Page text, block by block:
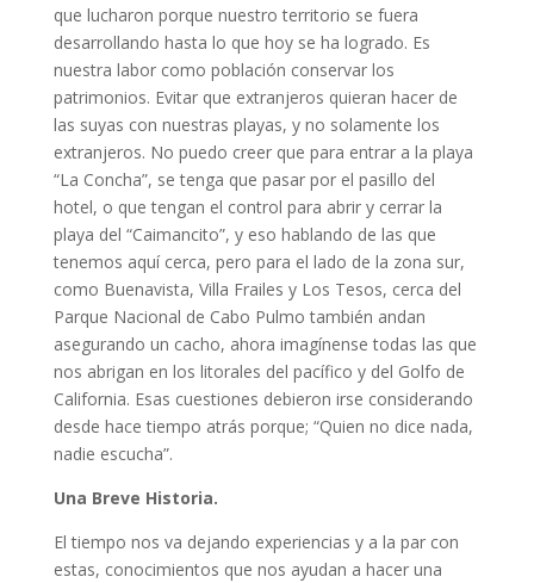
que lucharon porque nuestro territorio se fuera
desarrollando hasta lo que hoy se ha logrado. Es
nuestra labor como población conservar los
patrimonios. Evitar que extranjeros quieran hacer de
las suyas con nuestras playas, y no solamente los
extranjeros. No puedo creer que para entrar a la playa
“La Concha”, se tenga que pasar por el pasillo del
hotel, o que tengan el control para abrir y cerrar la
playa del “Caimancito”, y eso hablando de las que
tenemos aquí cerca, pero para el lado de la zona sur,
como Buenavista, Villa Frailes y Los Tesos, cerca del
Parque Nacional de Cabo Pulmo también andan
asegurando un cacho, ahora imagínense todas las que
nos abrigan en los litorales del pacífico y del Golfo de
California. Esas cuestiones debieron irse considerando
desde hace tiempo atrás porque; “Quien no dice nada,
nadie escucha”.
Una Breve Historia.
El tiempo nos va dejando experiencias y a la par con
estas, conocimientos que nos ayudan a hacer una